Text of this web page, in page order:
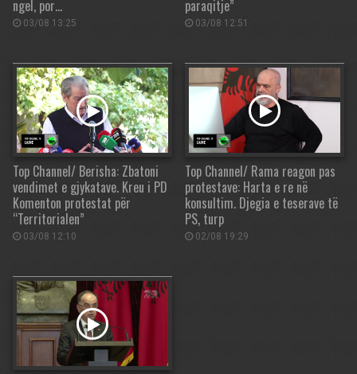
ngel, por…
03/08 13:25
paraqitje”
03/08 12:51
Top Channel/ Berisha: Zbatoni
vendimet e gjykatave. Kreu i PD
Komenton protestat për
“Territorialen”
03/08 12:10
Top Channel/ Rama reagon pas
protestave: Harta e re në
konsultim. Djegia e teserave të
PS, turp
02/08 19:29